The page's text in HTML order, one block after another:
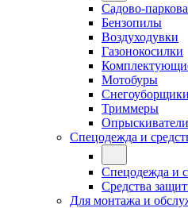
Садово-
Бензопилы
Воздуходувки
Газонокосилки
Мотобуры
Снегоуборщики
Триммеры
Спецодежда и
Спецодежда и
Средства
Для монтажа и